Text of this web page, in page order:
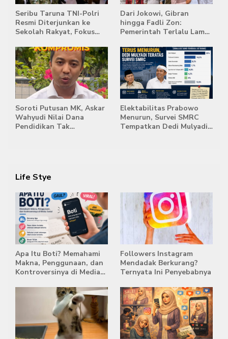
Seribu Taruna TNI-Polri
Resmi Diterjunkan ke
Sekolah Rakyat, Fokus
Kemandirian Siswa
Dari Jokowi, Gibran
hingga Fadli Zon:
Pemerintah Terlalu Lama
Stockpile Batu Bara Masih
Mengepung Candi Muaro
Jambi
Soroti Putusan MK, Askar
Wahyudi Nilai Dana
Pendidikan Tak
Elektabilitas Prabowo
Menurun, Survei SMRC
Tempatkan Dedi Mulyadi
Life Stye
Apa Itu Boti? Memahami
Makna, Penggunaan, dan
Kontroversinya di Media
Followers Instagram
Mendadak Berkurang?
Ternyata Ini Penyebabnya